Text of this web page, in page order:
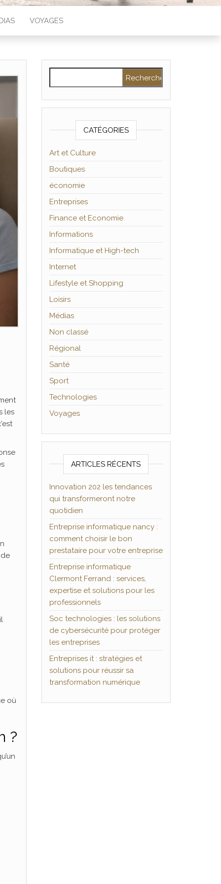
VOYAGES
les
où
?
CATÉGORIES
Art et Culture
Boutiques
économie
Entreprises
Finance et Economie
Informations
Informatique et High-tech
Internet
Lifestyle et Shopping
Loisirs
Médias
Non classé
Régional
Santé
Sport
Technologies
Voyages
ARTICLES RÉCENTS
Innovation 202 les tendances
qui transformeront notre
quotidien
Entreprise informatique nancy :
comment choisir le bon
prestataire pour votre entreprise
Entreprise informatique
Clermont Ferrand : services,
expertise et solutions pour les
professionnels
Soc technologies : les solutions
de cybersécurité pour protéger
les entreprises
Entreprises it : stratégies et
solutions pour réussir sa
transformation numérique